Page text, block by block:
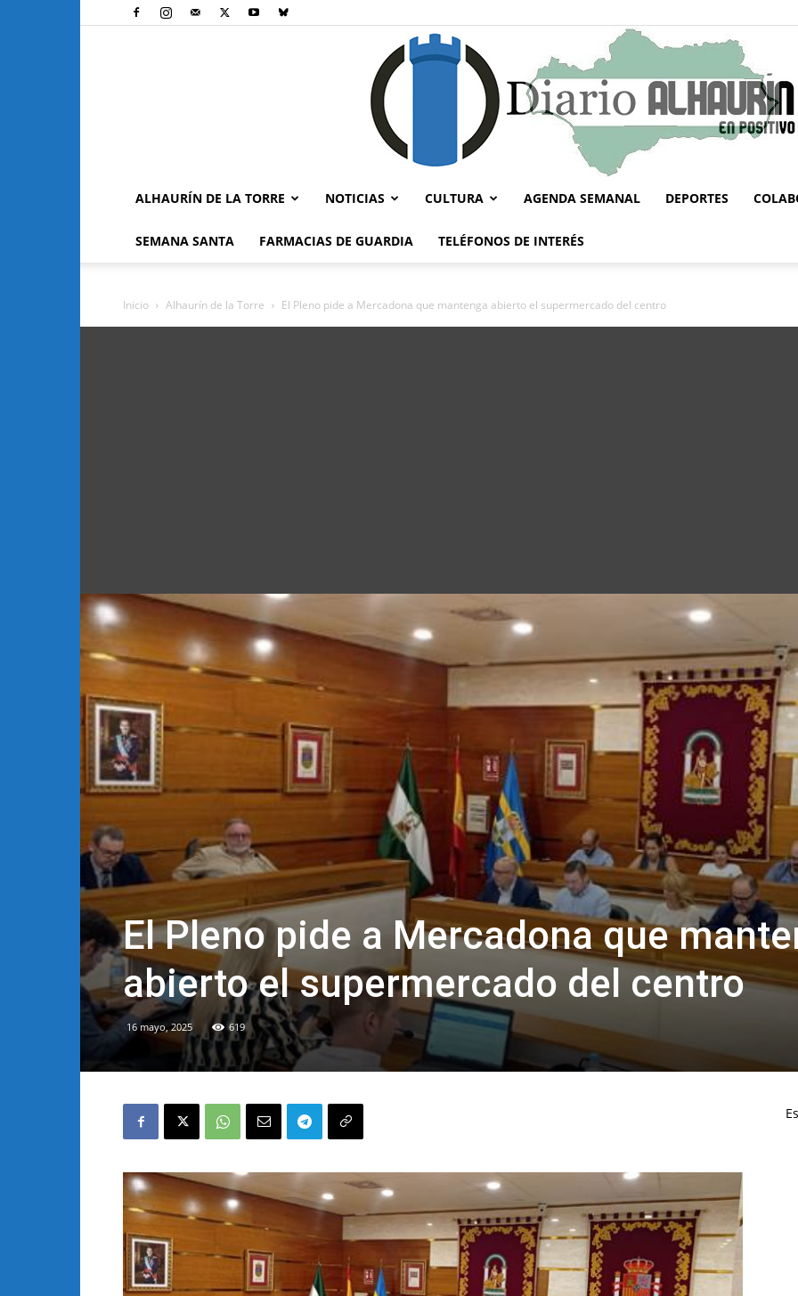
ALHAURÍN DE LA TORRE NOTICIAS CULTURA AGENDA SEMANAL DEPORTES
SEMANA SANTA FARMACIAS DE GUARDIA TELÉFONOS DE INTERÉS
Inicio Alhaurín de la Torre El Pleno pide a Mercadona que mantenga abierto el supermercado del centro
El Pleno pide a Mercadona que
abierto el supermercado del centro
16 mayo, 2025 619